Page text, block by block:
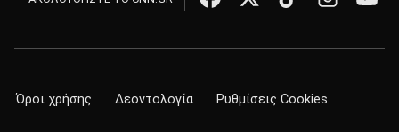
Όροι χρήσης Δεοντολογία Ρυθμίσεις Cookies